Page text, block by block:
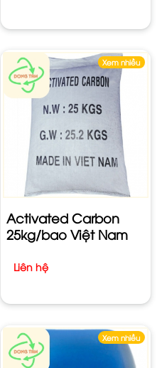
Xem nhiều
Activated Carbon
25kg/bao Việt Nam
Liên hệ
Xem nhiều